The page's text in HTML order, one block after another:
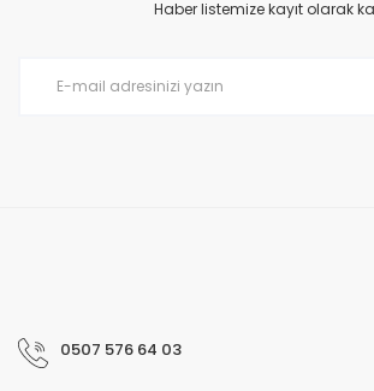
Haber listemize kayıt olarak
0507 576 64 03